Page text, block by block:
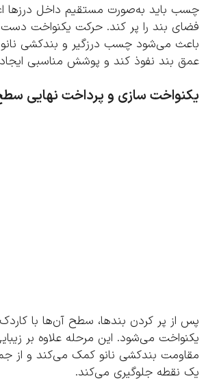
باید به‌صورت مستقیم داخل درزها
بند را پر کند. حرکت یکنواخت دست و
می‌شود چسب درزگیر و بندکشی نانو
بند نفوذ کند و پوشش مناسبی ایجاد شود.
سازی و پرداخت نهایی سطح
پر کردن بندها، سطح آن‌ها با کاردک یا
می‌شود. این مرحله علاوه بر زیبایی،
بندکشی نانو کمک می‌کند و از
جلوگیری می‌کند.